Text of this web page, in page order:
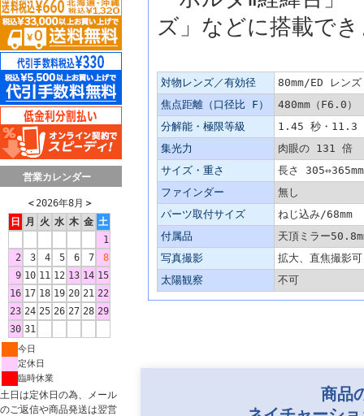
営業カレンダー
＜ 2026年8月 ＞
日
月 火 水 木 金 土
1
2
3 4 5 6 7
8
9 10 11 12 13 14 15
16 17 18 19 20 21 22
23 24 25 26 27 28 29
30 31
今日
定休日
臨時休業
土日は定休日の為、メール
のご返信や商品発送は翌営
ズ」などに搭載で
対物レンズ／有効径
80mm/ED レン
焦点距離（口径比 F）
480mm（F6.0）
分解能・極限等級
1.45 秒・11.3
集光力
肉眼の 131 倍
サイズ・重さ
長さ
ファインダー
無し
パーツ取付サイズ
ねじ込み/68mm
付属品
天頂ミラー
写真撮影
拡大、直焦撮影
太陽観察
不可
商品